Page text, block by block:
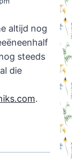
altijd nog
steeds
die
.